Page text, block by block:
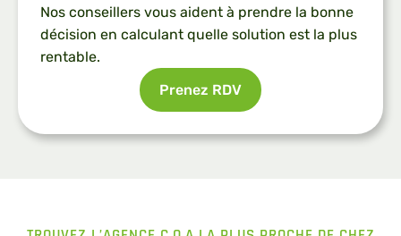
Nos conseillers vous aident à prendre la bonne
décision en calculant quelle solution est la plus
rentable.
Prenez RDV